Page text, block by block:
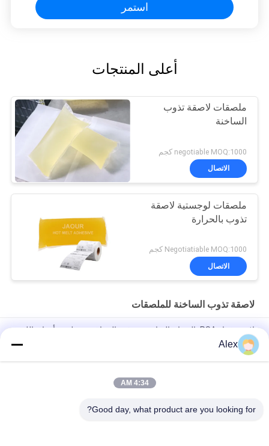
استمر
أعلى المنتجات
ملصقات لاصقة تذوب
الساخنة
negotiable MOQ:1000 كجم
الاتصال
ملصقات لوجستية لاصقة
تذوب بالحرارة
Negotiatiable MOQ:1000 كجم
الاتصال
لاصقة تذوب الساخنة للملصقات
لاصق غراء PSA بالذوبان الساخن مع قوة التصاق جيدة لصنع أوراق اللثة
الورقية
صمغ ذوبان ساخن لصلب زجاجات الزجاج
Alex
4:34 AM
Good day, what product are you looking for?